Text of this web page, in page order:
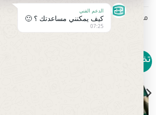
منتجات ذات صلة
تخفيض!
الدعم الفني
كيف يمكنني مساعدتك ؟ 🙂
07:25